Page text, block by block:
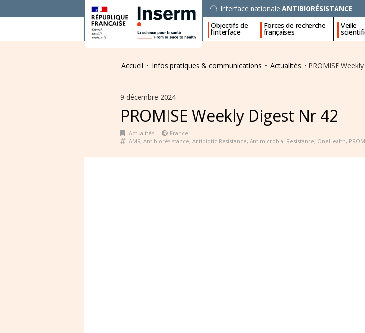
Interface nationale ANTIBIORÉSISTANCE
Objectifs de
l’interface
Forces de recherche
françaises
Veille
Accueil • Infos pratiques & communications • Actualités • PROMISE
9 décembre 2024
PROMISE Weekly Digest Nr 42
Actualités
France
AMR, Antibiorésistance, Antibiotic Resistance, Antimicrobial Resistance, OneHealth,